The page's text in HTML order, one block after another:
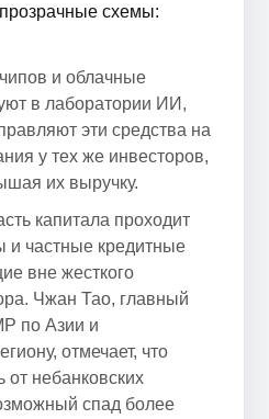
схемы:
и облачные
в лаборатории ИИ,
эти средства на
у тех же инвесторов,
их выручку.
капитала проходит
и частные кредитные
вне жесткого
Чжан Тао, главный
по Азии и
отмечает, что
от небанковских
спад более